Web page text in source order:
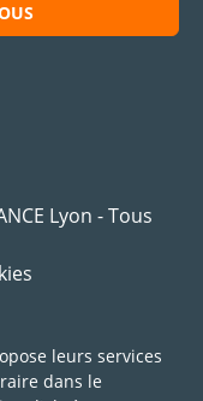
Lyon - Tous
leurs services
dans le